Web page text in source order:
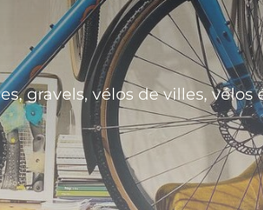
gravels, vélos de villes,